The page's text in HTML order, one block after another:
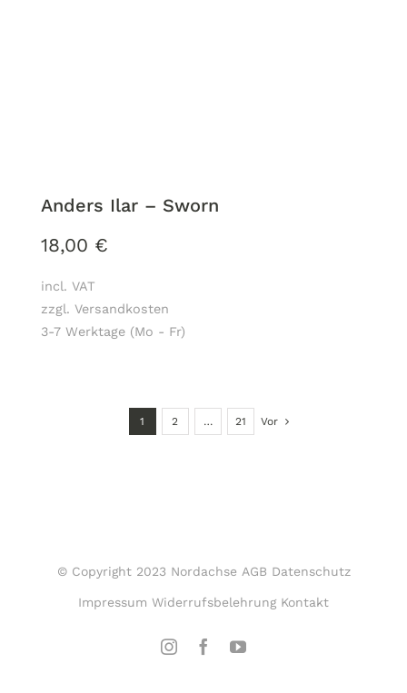
Anders Ilar – Sworn
18,00 €
incl. VAT
zzgl. Versandkosten
3-7 Werktage (Mo - Fr)
1 2 … 21 Vor
© Copyright 2023 Nordachse AGB Datenschutz
Impressum Widerrufsbelehrung Kontakt
InstagramFacebookYouTube